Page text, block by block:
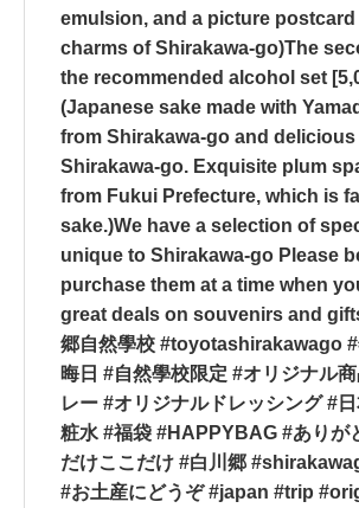
emulsion, and a picture
charms of Shirakawa-go)️️The
the recommended alcohol set
(Japanese sake made with
from Shirakawa-go and
Shirakawa-go. Exquisite plum
from Fukui Prefecture, which is
sake.)We have a selection of
unique to Shirakawa-go Please
purchase them at a time when
great deals on souvenirs and gifts
郷自然學校 #toyotashirakawago
晦日 #自然學校限定 #オリジナル
レー #オリジナルドレッシング #
粧水 #福袋 #HAPPYBAG #ありが
だけここだけ #白川郷
#お土産にどうぞ #japan #trip